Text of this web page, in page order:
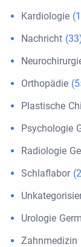
Kardiologie
Nachricht
Orthopädie
Plastische
Psychologie
Radiologie
Schlaflabor
Urologie
Zahnmedizin